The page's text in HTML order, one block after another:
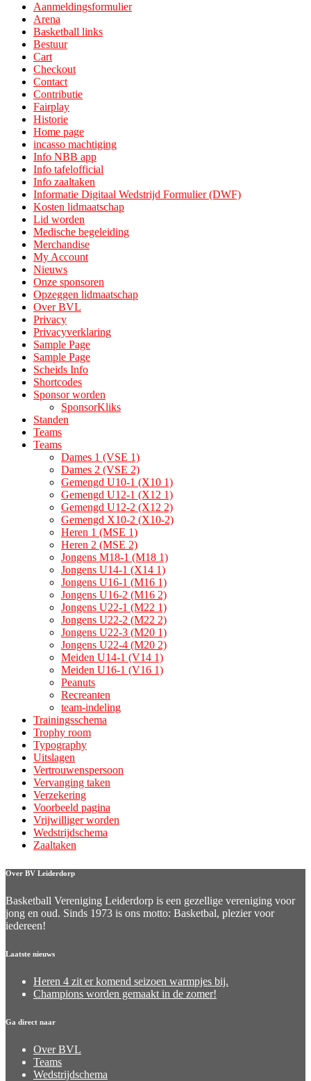
Aanmeldingsformulier
Arena
Basketball links
Bestuur
Cart
Checkout
Contact
Contributie
Fairplay
Historie
Home page
incasso machtiging
Info NBB app
Info tafelofficial
Info zaaltaken
Informatie Digitaal Wedstrijd Formulier (DWF)
Kosten lidmaatschap
Lid worden
Medische begeleiding
Merchandise
My Account
Nieuws
Onze sponsoren
Opzeggen lidmaatschap
Over BVL
Privacy
Privacyverklaring
Sample Page
Sample Page
Scheids Info
Shortcodes
Sponsor worden
SponsorKliks
Standen
Teams
Teams
Dames 1 (VSE 1)
Dames 2 (VSE 2)
Gemengd U10-1 (X10 1)
Gemengd U12-1 (X12 1)
Gemengd U12-2 (X12 2)
Gemengd X10-2 (X10-2)
Heren 1 (MSE 1)
Heren 2 (MSE 2)
Jongens M18-1 (M18 1)
Jongens U14-1 (X14 1)
Jongens U16-1 (M16 1)
Jongens U16-2 (M16 2)
Jongens U22-1 (M22 1)
Jongens U22-2 (M22 2)
Jongens U22-3 (M20 1)
Jongens U22-4 (M20 2)
Meiden U14-1 (V14 1)
Meiden U16-1 (V16 1)
Peanuts
Recreanten
team-indeling
Trainingsschema
Trophy room
Typography
Uitslagen
Vertrouwenspersoon
Vervanging taken
Verzekering
Voorbeeld pagina
Vrijwilliger worden
Wedstrijdschema
Zaaltaken
Over BV Leiderdorp
Basketball Vereniging Leiderdorp is een gezellige vereniging voor
jong en oud. Sinds 1973 is ons motto: Basketbal, plezier voor
iedereen!
Laatste nieuws
Heren 4 zit er komend seizoen warmpjes bij.
Champions worden gemaakt in de zomer!
Ga direct naar
Over BVL
Teams
Wedstrijdschema